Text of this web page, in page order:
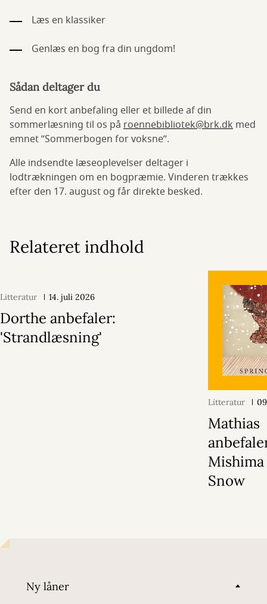
Læs en klassiker
Genlæs en bog fra din ungdom!
Sådan deltager du
Send en kort anbefaling eller et billede af din
sommerlæsning til os på roennebibliotek@brk.dk med
emnet ”Sommerbogen for voksne”.
Alle indsendte læseoplevelser deltager i
lodtrækningen om en bogpræmie. Vinderen trækkes
efter den 17. august og får direkte besked.
Relateret indhold
Litteratur 14. juli 2026
Dorthe anbefaler:
'Strandlæsning'
Litteratur
Mathias
Snow
Ny låner